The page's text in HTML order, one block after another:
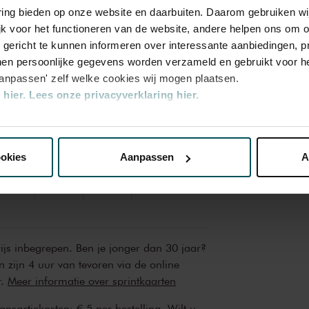
bieden op onze website en daarbuiten. Daarom gebruiken
voor het functioneren van de website, andere helpen ons om
te kunnen informeren over interessante aanbiedingen,
persoonlijke gegevens worden verzameld en gebruikt voor
zelf welke cookies wij mogen plaatsen.
hier. Lees onze privacyverklaring hier.
website kunt u uw toestemming op elk moment wijzigen of
die uw gegevens kunnen ontvangen en verwerken.
Aanpassen
instrument en inspireerde generaties
vanavond legt daar getuigenis van af.
2
3
4
49,00 € 45,00 € 32,00 € 22,00
inbegrepen. Ben je jonger dan 30 jaar?
zijn 4 uur van tevoren via de online
Meer informatie over sprintkaarten